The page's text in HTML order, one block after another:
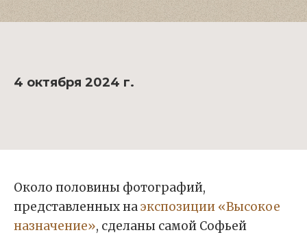
4 октября 2024 г.
Около половины фотографий,
представленных наэкспозиции «Высокое
назначение», сделаны самой Софьей